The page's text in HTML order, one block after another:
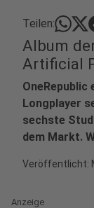
Teilen:
Album
Artificial
Longplayer
sechste
dem Markt.
Veröffentlicht:
Anzeige